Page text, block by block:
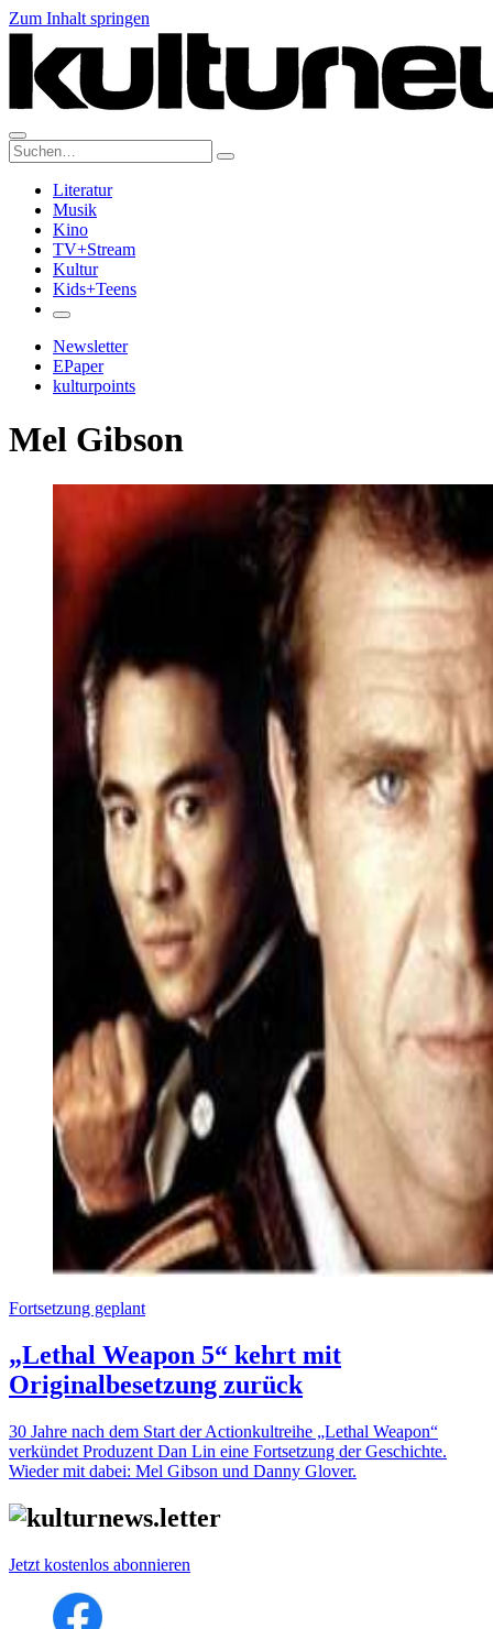
Zum Inhalt springen
Suche:
Literatur
Musik
Kino
TV+Stream
Kultur
Kids+Teens
Newsletter
EPaper
kulturpoints
Mel Gibson
Fortsetzung geplant
„Lethal Weapon 5“ kehrt mit
Originalbesetzung zurück
30 Jahre nach dem Start der Actionkultreihe „Lethal Weapon“
verkündet Produzent Dan Lin eine Fortsetzung der Geschichte.
Wieder mit dabei: Mel Gibson und Danny Glover.
Jetzt kostenlos abonnieren